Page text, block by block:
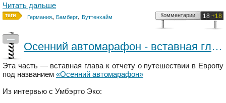
Читать дальше
Германия, Бамберг, Буттенхайм 18 +18
Комментарии
—
Осенний автомарафон - вставная глава: «Маркграфиня Ута Наумбургская»
Эта часть — вставная глава к отчету о путешествии в Европу
под названием «Осенний автомарафон»
Из интервью с Умбэрто Эко: